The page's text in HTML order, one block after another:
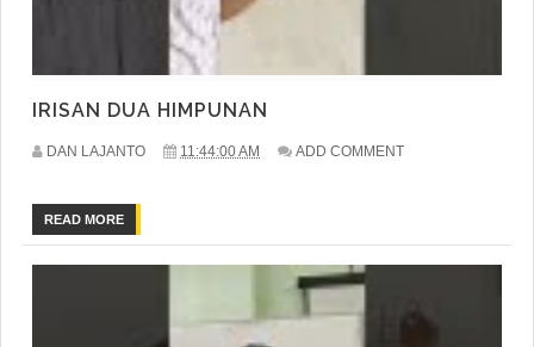
IRISAN DUA HIMPUNAN
DAN LAJANTO 11:44:00 AM ADD COMMENT
READ MORE